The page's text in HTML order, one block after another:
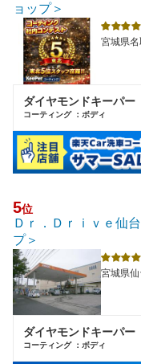
ョップ＞
宮城県
ダイヤモンドキーパー
コーティング ：ボディ
5位
Ｄｒ．Ｄｒｉｖｅ仙
プ＞
宮城県
ダイヤモンドキーパー
コーティング ：ボディ